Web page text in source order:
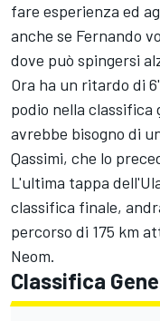
fare esperienza ed
anche se Fernando
dove può spingersi
Ora ha un ritardo di
podio nella
avrebbe bisogno di
Qassimi, che lo
L'ultima tappa
classifica finale,
percorso di 175 km
Neom.
Classifica